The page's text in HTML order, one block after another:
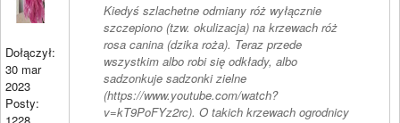
Dołączył:
30 mar
2023
Posty:
Kiedyś szlachetne odmiany róż wyłącznie
szczepiono (tzw. okulizacja) na krzewach róż
rosa canina (dzika roża). Teraz przede
wszystkim albo robi się odkłady, albo
sadzonkuje sadzonki zielne
(https://www.youtube.com/watch?
v=kT9PoFYz2rc). O takich krzewach ogrodnicy